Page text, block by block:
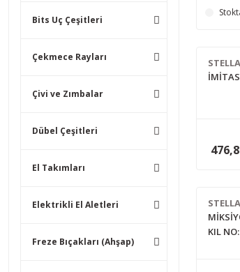
Bits Uç Çeşitleri
Çekmece Rayları
Çivi ve Zımbalar
Dübel Çeşitleri
El Takımları
Elektrikli El Aletleri
Freze Bıçakları (Ahşap)
KIL